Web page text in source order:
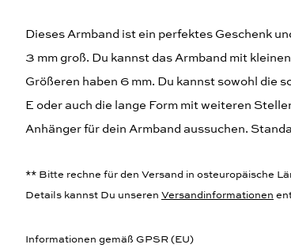
Dieses Armband ist ein perfektes Geschenk
3 mm groß. Du kannst das Armband mit
Größeren haben 6 mm. Du kannst sowohl die
E oder auch die lange Form mit weiteren
Anhänger für dein Armband aussuchen.
** Bitte rechne für den Versand in osteuropäische
Details kannst Du unseren Versandinformationen
Informationen gemäß GPSR (EU)